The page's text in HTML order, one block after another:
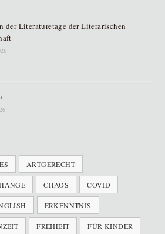
der Literaturetage der Literarischen
ARTGERECHT
CHAOS COVID
ERKENNTNIS
FREIHEIT FÜR KINDER